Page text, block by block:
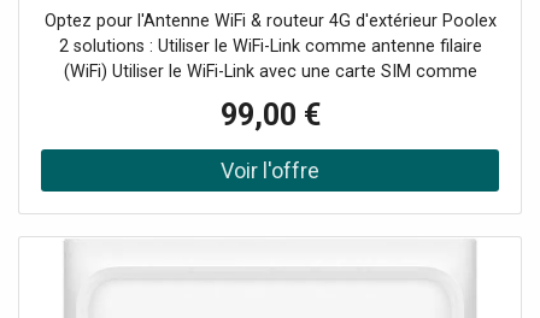
Optez pour l'Antenne WiFi & routeur 4G d'extérieur Poolex
2 solutions : Utiliser le WiFi-Link comme antenne filaire
(WiFi) Utiliser le WiFi-Link avec une carte SIM comme
à internet tous vos appareils autour de la piscine !
Connectez jusqu'à 25 appareils : tous les objets
connectés de votre piscine, et bien plus. Grande portée de
20 à 50 mètres : pour couvrir une grande zone autour de
box internet avec un câble, ou en 4G avec une carte
99,00 €